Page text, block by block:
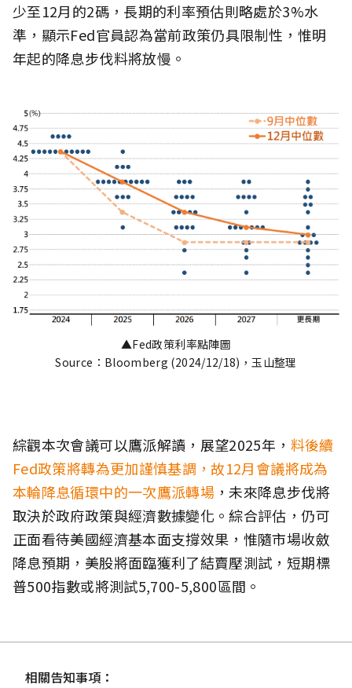
少至12月的2碼，長期的利率預估則略處於3%水
準，顯示Fed官員認為當前政策仍具限制性，惟明
年起的降息步伐料將放慢。
▲Fed政策利率點陣圖
Source：Bloomberg (2024/12/18)，玉山整理
綜觀本次會議可以鷹派解讀，展望2025年， 料後續
Fed政策將轉為更加謹慎基調，故12月會議將成為
本輪降息循環中的一次鷹派轉場 ，未來降息步伐將
取決於政府政策與經濟數據變化。綜合評估，仍可
正面看待美國經濟基本面支撐效果，惟隨市場收斂
降息預期，美股將面臨獲利了結賣壓測試，短期標
普500指數或將測試5,700-5,800區間。
相關告知事項：